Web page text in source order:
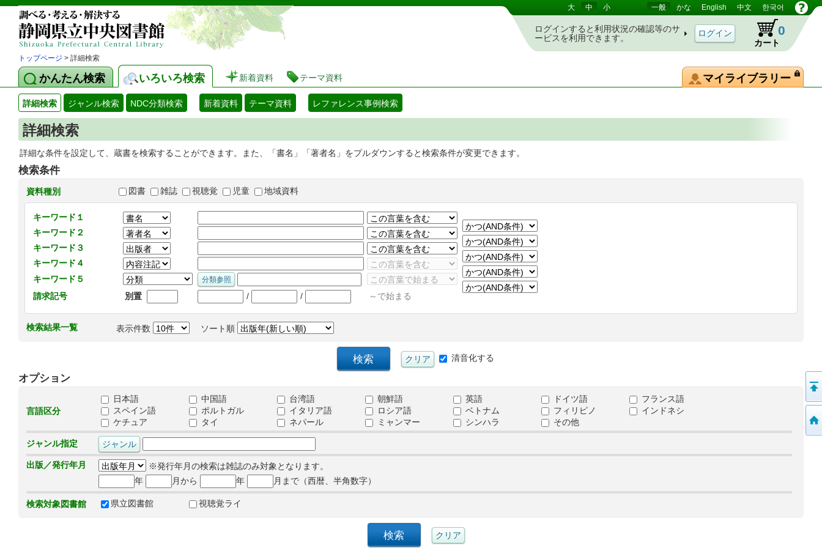
静岡県立図書館 蔵書検索・予約システム 大 中 小 一般 かな English 中文 한국어
ログインすると利用状況の確認等のサ
ービスを利用できます。
カート
0
トップページ > 詳細検索
かんたん検索 いろいろ検索 新着資料 テーマ資料 マイライブラリー
詳細検索 ジャンル検索 NDC分類検索 新着資料 テーマ資料 レファレンス事例検索
詳細検索
詳細な条件を設定して、蔵書を検索することができます。また、「書名」「著者名」をプルダウンすると検索条件が変更できます。
検索条件
資料種別 図書 雑誌 視聴覚 児童 地域資料
キーワード１
キーワード２
キーワード３
キーワード４
キーワード５
請求記号
別置 / / ～で始まる
検索結果一覧 表示件数 ソート順
清音化する
オプション
言語区分
日本語 中国語 台湾語 朝鮮語 英語 ドイツ語
フランス語
スペイン語
ポルトガル イタリア語 ロシア語 ベトナム フィリピノ
インドネシ
ケチュア
タイ ネパール ミャンマー シンハラ その他
ジャンル指定
出版／発行年月
※発行年月の検索は雑誌のみ対象となります。
年
月から 年 月まで（西暦、半角数字）
検索対象図書館 県立図書館 視聴覚ライ